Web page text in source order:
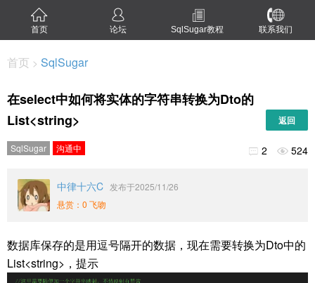
首页 论坛 SqlSugar教程 联系我们
首页 > SqlSugar
在select中如何将实体的字符串转换为Dto的
List<string>
返回
SqlSugar 沟通中  2  524
中律十六C 发布于2025/11/26
悬赏：0 飞吻
数据库保存的是用逗号隔开的数据，现在需要转换为Dto中的
List<string>，提示